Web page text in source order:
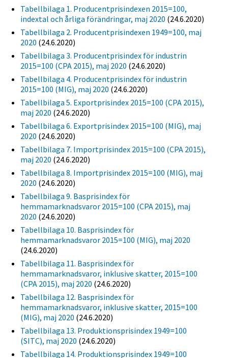
Tabellbilaga 1. Producentprisindexen 2015=100,
indextal och årliga förändringar, maj 2020 (24.6.2020)
Tabellbilaga 2. Producentprisindexen 1949=100, maj
2020 (24.6.2020)
Tabellbilaga 3. Producentprisindex för industrin
2015=100 (CPA 2015), maj 2020 (24.6.2020)
Tabellbilaga 4. Producentprisindex för industrin
2015=100 (MIG), maj 2020 (24.6.2020)
Tabellbilaga 5. Exportprisindex 2015=100 (CPA 2015),
maj 2020 (24.6.2020)
Tabellbilaga 6. Exportprisindex 2015=100 (MIG), maj
2020 (24.6.2020)
Tabellbilaga 7. Importprisindex 2015=100 (CPA 2015),
maj 2020 (24.6.2020)
Tabellbilaga 8. Importprisindex 2015=100 (MIG), maj
2020 (24.6.2020)
Tabellbilaga 9. Basprisindex för
hemmamarknadsvaror 2015=100 (CPA 2015), maj
2020 (24.6.2020)
Tabellbilaga 10. Basprisindex för
hemmamarknadsvaror 2015=100 (MIG), maj 2020
(24.6.2020)
Tabellbilaga 11. Basprisindex för
hemmamarknadsvaror, inklusive skatter, 2015=100
(CPA 2015), maj 2020 (24.6.2020)
Tabellbilaga 12. Basprisindex för
hemmamarknadsvaror, inklusive skatter, 2015=100
(MIG), maj 2020 (24.6.2020)
Tabellbilaga 13. Produktionsprisindex 1949=100
(SITC), maj 2020 (24.6.2020)
Tabellbilaga 14. Produktionsprisindex 1949=100